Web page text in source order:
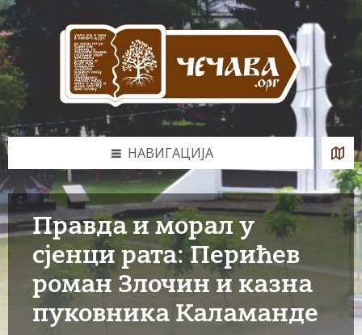
Skip
to
content
Skip
to
left
sidebar
Skip
to
footer
НАВИГАЦИЈА
Правда и морал у
сјенци рата: Перићев
роман Злочин и казна
пуковника Каламанде